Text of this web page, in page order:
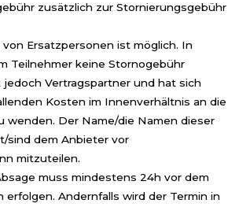
zusätzlich zur Stornierungsgebühr
Ersatzpersonen ist möglich. In
Teilnehmer keine Stornogebühr
Vertragspartner und hat sich
Kosten im Innenverhältnis an die
wenden. Der Name/die Namen dieser
sind dem Anbieter vor
mitzuteilen.
muss mindestens 24h vor dem
erfolgen. Andernfalls wird der Termin in